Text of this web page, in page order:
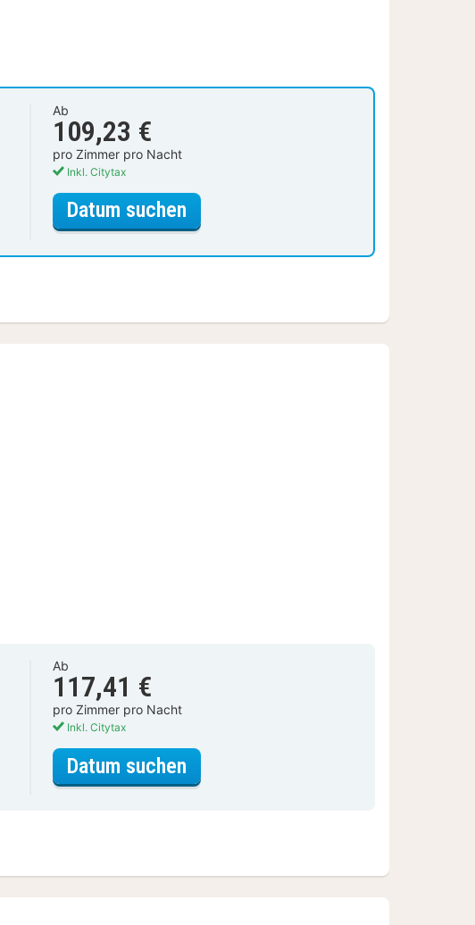
Ab
109,23 €
pro Zimmer pro Nacht
Inkl. Citytax
Datum suchenfür Doppelzimmer (Bed 140 cm)
Ab
117,41 €
pro Zimmer pro Nacht
Inkl. Citytax
Datum suchen